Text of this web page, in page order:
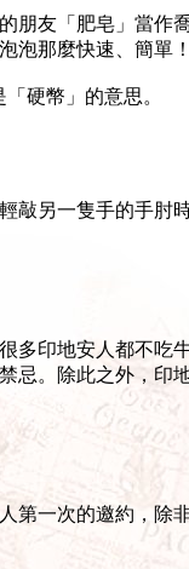
朋友「肥皂」當作
泡那麼快速、簡單
硬幣」的意思。
敲另一隻手的手肘
多印地安人都不吃
忌。除此之外，印
第一次的邀約，除